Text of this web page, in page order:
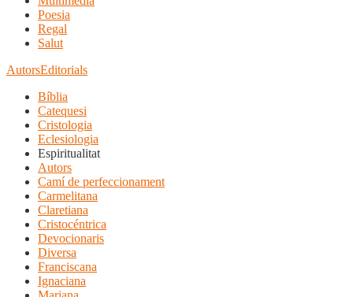
Poesia
Regal
Salut
AutorsEditorials
Bíblia
Catequesi
Cristologia
Eclesiologia
Espiritualitat
Autors
Camí de perfeccionament
Carmelitana
Claretiana
Cristocéntrica
Devocionaris
Diversa
Franciscana
Ignaciana